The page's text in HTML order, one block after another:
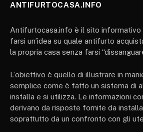
ANTIFURTOCASA.INFO
Antifurtocasa.info è il sito informativo
farsi un’idea su quale antifurto
la propria casa senza farsi
L’obiettivo è quello di illustrare in
semplice come è fatto un sistema di
installa e si utilizza. Le informazioni
derivano da risposte fornite da
soprattutto da un confronto con gli